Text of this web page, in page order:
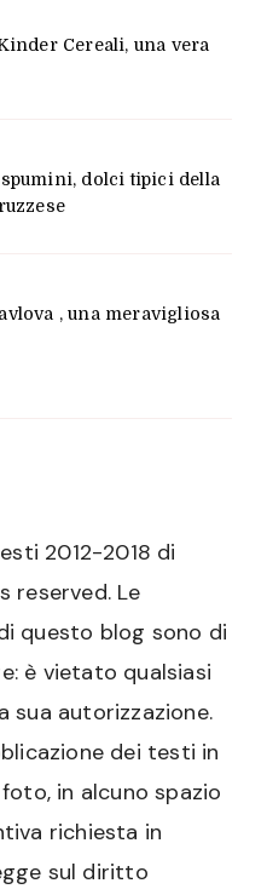
Cereali, una vera
dolci tipici della
, una meravigliosa
2012-2018 di
reserved. Le
questo blog sono di
è vietato qualsiasi
sua autorizzazione.
dei testi in
in alcuno spazio
richiesta in
sul diritto